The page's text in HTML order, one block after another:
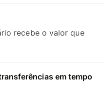
recebe o valor que
em tempo